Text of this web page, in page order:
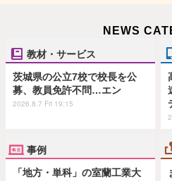
NEWS
教材・サービス
茨城県の公立7校で校長を公
募、教員免許不問…エン
2026.8.7 Fri 19:15
事例
「地方・単科」の室蘭工業大